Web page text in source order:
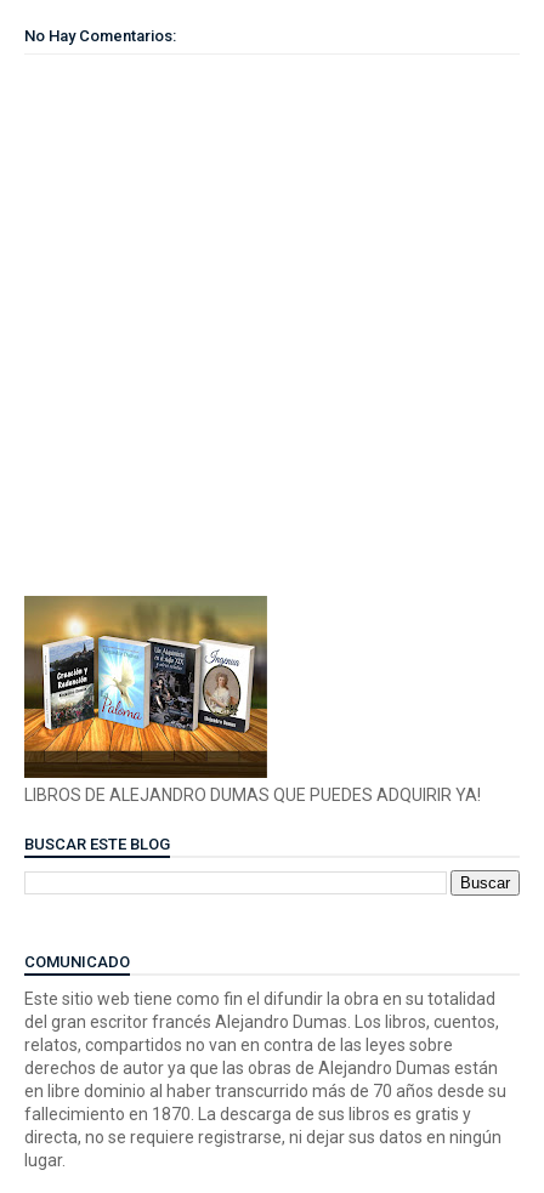
No Hay Comentarios:
LIBROS DE ALEJANDRO DUMAS QUE PUEDES ADQUIRIR YA!
BUSCAR ESTE BLOG
COMUNICADO
Este sitio web tiene como fin el difundir la obra en su totalidad
del gran escritor francés Alejandro Dumas. Los libros, cuentos,
relatos, compartidos no van en contra de las leyes sobre
derechos de autor ya que las obras de Alejandro Dumas están
en libre dominio al haber transcurrido más de 70 años desde su
fallecimiento en 1870. La descarga de sus libros es gratis y
directa, no se requiere registrarse, ni dejar sus datos en ningún
lugar.